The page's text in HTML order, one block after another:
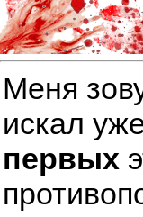
Меня
искал
первых